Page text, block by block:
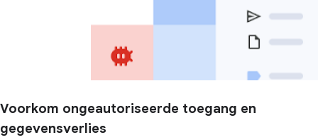
Voorkom ongeautoriseerde toegang en
gegevensverlies